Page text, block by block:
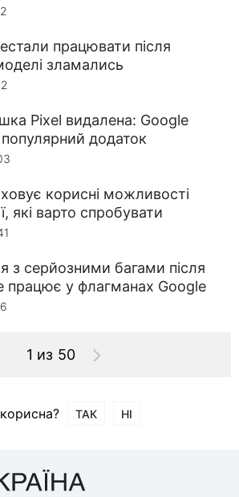
працювати після
зламались
Pixel видалена: Google
додаток
корисні можливості
які варто спробувати
з серйозними багами після
працює у флагманах Google
1 из 50
ТАК НІ